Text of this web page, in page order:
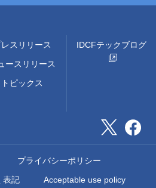
レスリリース
ースリリース
トピックス
IDCFテックブログ
プライバシーポリシー
表記
Acceptable use policy